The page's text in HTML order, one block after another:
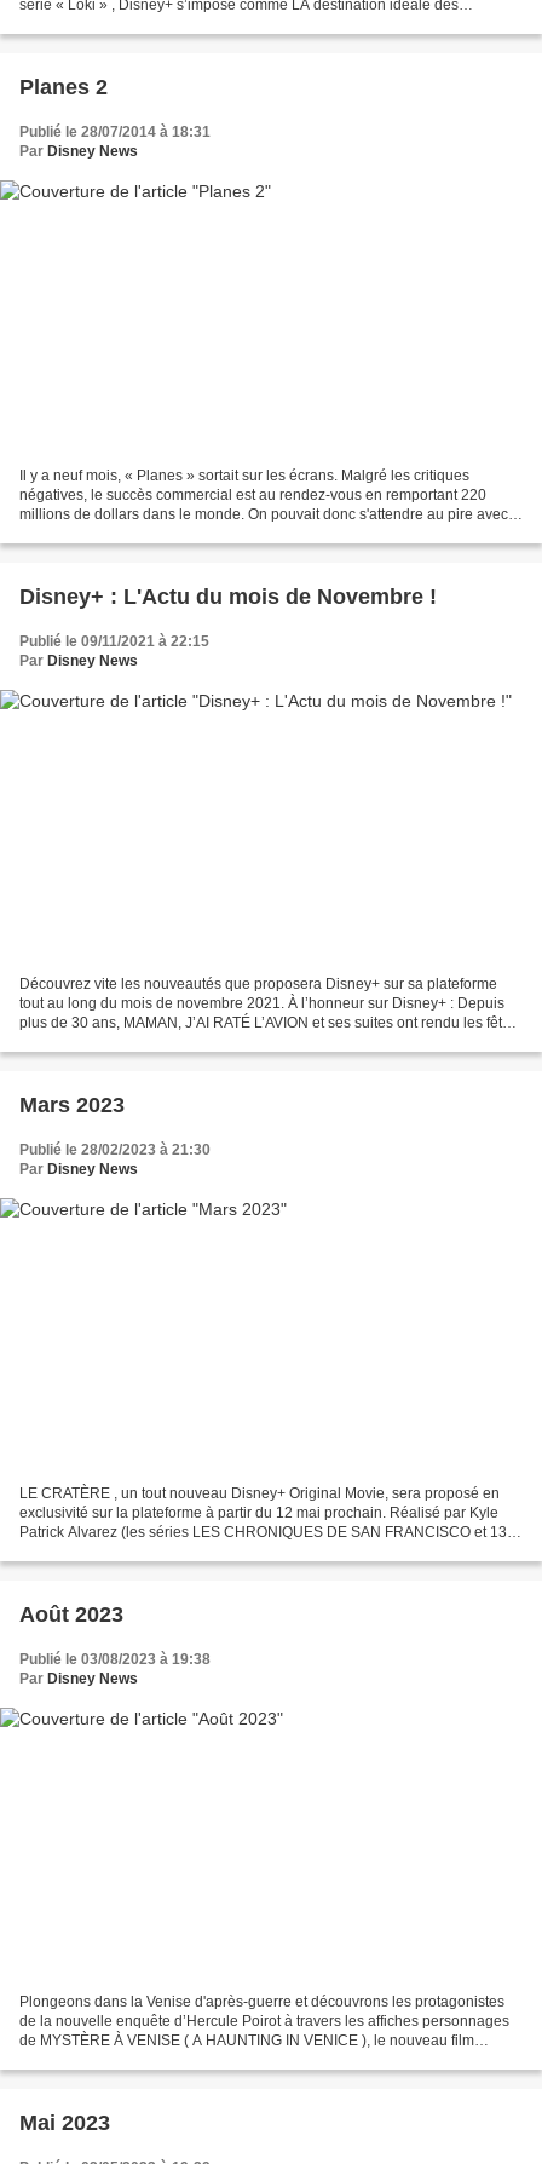
série « Loki » , Disney+ s’impose comme LA destination idéale des
Planes 2
Publié le 28/07/2014 à 18:31
Par Disney News
Il y a neuf mois, « Planes » sortait sur les écrans. Malgré les critiques
négatives, le succès commercial est au rendez-vous en remportant 220
millions de dollars dans le monde. On pouvait donc s'attendre au pire avec «
Disney+ : L'Actu du mois de Novembre !
Publié le 09/11/2021 à 22:15
Par Disney News
Découvrez vite les nouveautés que proposera Disney+ sur sa plateforme
tout au long du mois de novembre 2021. À l’honneur sur Disney+ : Depuis
plus de 30 ans, MAMAN, J’AI RATÉ L’AVION et ses suites ont rendu les fêtes
Mars 2023
Publié le 28/02/2023 à 21:30
Par Disney News
LE CRATÈRE , un tout nouveau Disney+ Original Movie, sera proposé en
exclusivité sur la plateforme à partir du 12 mai prochain. Réalisé par Kyle
Patrick Alvarez (les séries LES CHRONIQUES DE SAN FRANCISCO et 13
Août 2023
Publié le 03/08/2023 à 19:38
Par Disney News
Plongeons dans la Venise d'après-guerre et découvrons les protagonistes
de la nouvelle enquête d’Hercule Poirot à travers les affiches personnages
de MYSTÈRE À VENISE ( A HAUNTING IN VENICE ), le nouveau film
Mai 2023